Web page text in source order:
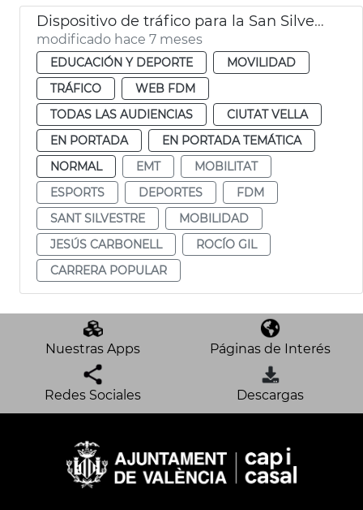
Dispositivo de tráfico para la San Silvestre
modificado hace 7 meses
EDUCACIÓN Y DEPORTE
MOVILIDAD
TRÁFICO
WEB FDM
TODAS LAS AUDIENCIAS
CIUTAT VELLA
EN PORTADA
EN PORTADA TEMÁTICA
NORMAL
EMT
MOBILITAT
ESPORTS
DEPORTES
FDM
SANT SILVESTRE
MOBILIDAD
JESÚS CARBONELL
ROCÍO GIL
CARRERA POPULAR
Nuestras Apps Páginas de Interés
Redes Sociales Descargas